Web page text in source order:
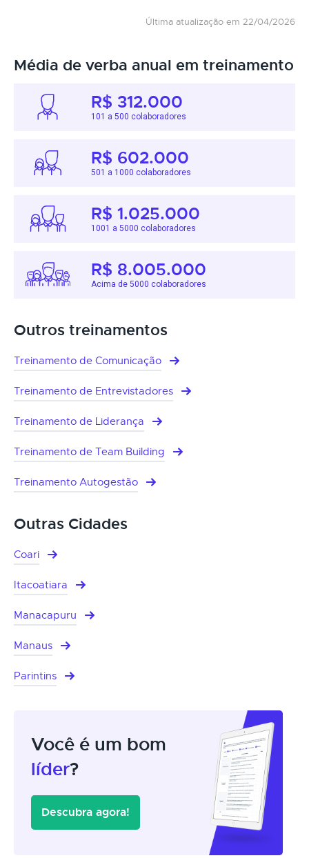
Última atualização em 22/04/2026
Média de verba anual em treinamento
R$ 312.000
101 a 500 colaboradores
R$ 602.000
501 a 1000 colaboradores
R$ 1.025.000
1001 a 5000 colaboradores
R$ 8.005.000
Acima de 5000 colaboradores
Outros treinamentos
Treinamento de Comunicação
Treinamento de Entrevistadores
Treinamento de Liderança
Treinamento de Team Building
Treinamento Autogestão
Outras Cidades
Coari
Itacoatiara
Manacapuru
Manaus
Parintins
Você é um bom
líder?
Descubra agora!